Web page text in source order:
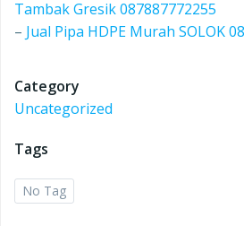
Tambak Gresik 087887772255
– Jual Pipa HDPE Murah SOLOK
Category
Uncategorized
Tags
No Tag